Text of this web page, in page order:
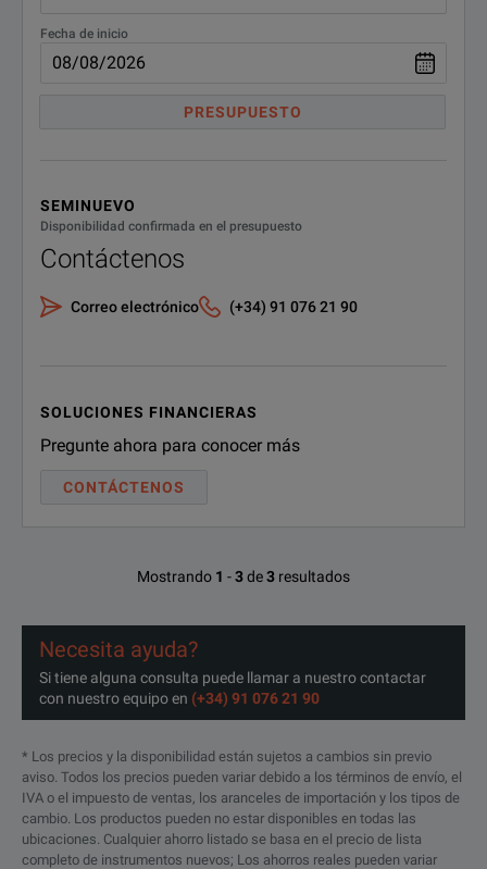
Fecha de inicio
PRESUPUESTO
SEMINUEVO
Disponibilidad confirmada en el presupuesto
Contáctenos
Correo electrónico (+34) 91 076 21 90
SOLUCIONES FINANCIERAS
Pregunte ahora para conocer más
CONTÁCTENOS
Mostrando 1 -3de3 resultados
Necesita ayuda?
Si tiene alguna consulta puede llamar a nuestro contactar
con nuestro equipo en (+34) 91 076 21 90
* Los precios y la disponibilidad están sujetos a cambios sin previo
aviso. Todos los precios pueden variar debido a los términos de envío, el
IVA o el impuesto de ventas, los aranceles de importación y los tipos de
cambio. Los productos pueden no estar disponibles en todas las
ubicaciones. Cualquier ahorro listado se basa en el precio de lista
completo de instrumentos nuevos; Los ahorros reales pueden variar